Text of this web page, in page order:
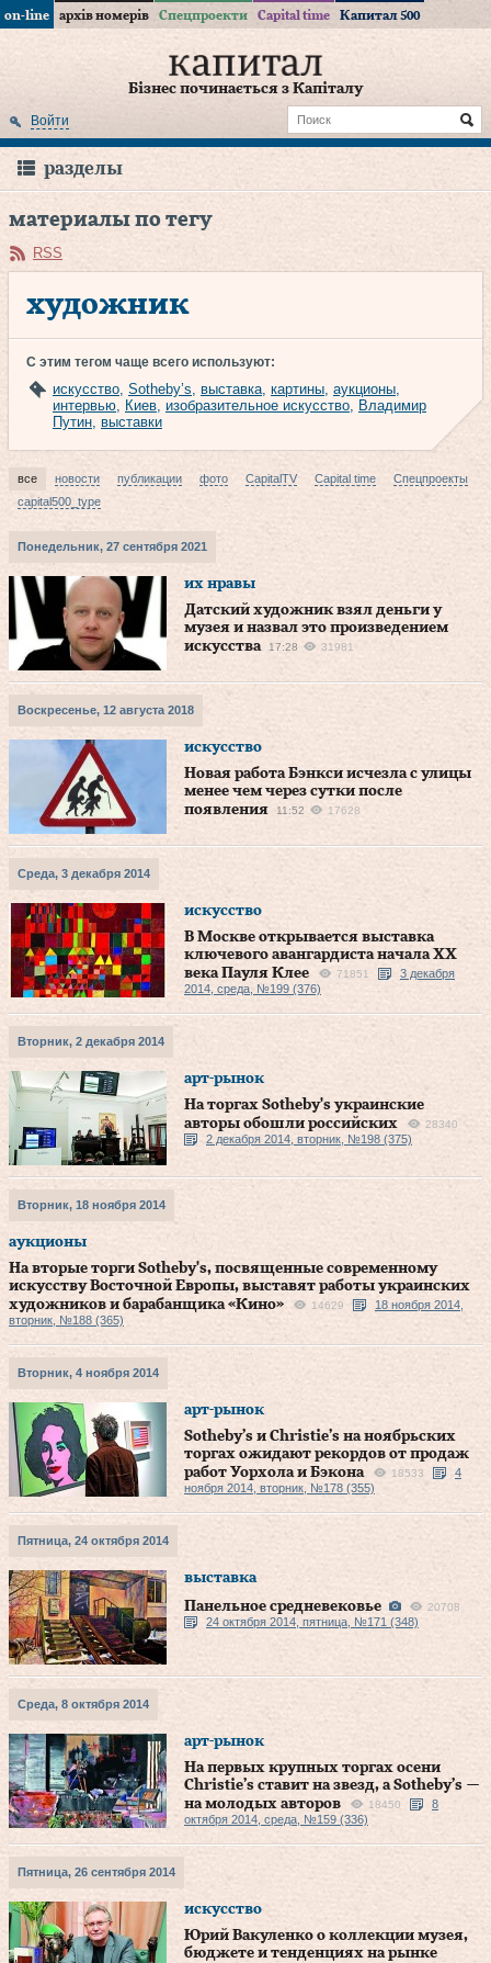
on-line архів номерів Спецпроекти Capital time Капитал 500
Бізнес починається з Капіталу
Войти
разделы
материалы по тегу
RSS
художник
С этим тегом чаще всего используют:
искусство, Sotheby’s, выставка, картины, аукционы,
интервью, Киев, изобразительное искусство, Владимир
Путин, выставки
все новости публикации фото CapitalTV Capital time
Спецпроекты
capital500_type
Понедельник, 27 сентября 2021
их нравы
Датский художник взял деньги у
музея и назвал это произведением
искусства
17:28 31981
Воскресенье, 12 августа 2018
искусство
Новая работа Бэнкси исчезла с улицы
менее чем через сутки после
появления
11:52 17628
Среда, 3 декабря 2014
искусство
В Москве открывается выставка
ключевого авангардиста начала ХХ
века Пауля Клее
71851
3 декабря
2014, среда, №199 (376)
Вторник, 2 декабря 2014
арт-рынок
На торгах Sotheby's украинские
авторы обошли российских
28340
2 декабря 2014, вторник, №198 (375)
Вторник, 18 ноября 2014
аукционы
На вторые торги Sotheby's, посвященные современному
искусству Восточной Европы, выставят работы украинских
художников и барабанщика «Кино»
14629
18 ноября 2014,
вторник, №188 (365)
Вторник, 4 ноября 2014
арт-рынок
Sotheby’s и Christie’s на ноябрьских
торгах ожидают рекордов от продаж
работ Уорхола и Бэкона
18533
4
ноября 2014, вторник, №178 (355)
Пятница, 24 октября 2014
выставка
Панельное средневековье
20708
24 октября 2014, пятница, №171 (348)
Среда, 8 октября 2014
арт-рынок
На первых крупных торгах осени
Christie’s ставит на звезд, а Sotheby’s —
на молодых авторов
18450
8
октября 2014, среда, №159 (336)
Пятница, 26 сентября 2014
искусство
Юрий Вакуленко о коллекции музея,
бюджете и тенденциях на рынке